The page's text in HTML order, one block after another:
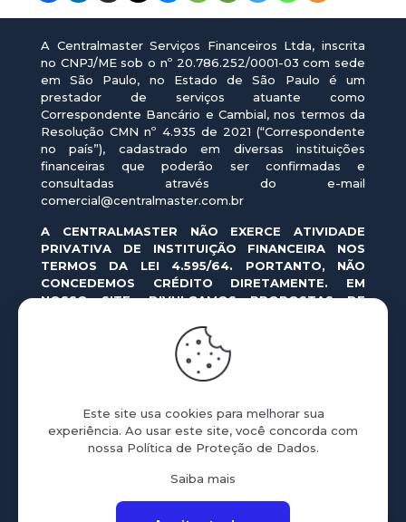
A Centralmaster Serviços Financeiros Ltda, inscrita
no CNPJ/ME sob o nº 20.786.252/0001-03 com sede
em São Paulo, no Estado de São Paulo é um
prestador de serviços atuante como
Correspondente Bancário e Cambial, nos termos da
Resolução CMN nº 4.935 de 2021 (“Correspondente
no país”), cadastrado em diversas instituições
financeiras que poderão ser confirmadas e
consultadas através do e-mail
comercial@centralmaster.com.br
A CENTRALMASTER NÃO EXERCE ATIVIDADE
PRIVATIVA DE INSTITUIÇÃO FINANCEIRA NOS
TERMOS DA LEI 4.595/64. PORTANTO, NÃO
CONCEDEMOS CRÉDITO DIRETAMENTE. EM
NOSSO SITE, DIVULGAMOS PROPOSTAS DE
INSTITUIÇÕES FINANCEIRAS AUTORIZADAS PELO
BANCO CENTRAL DO BRASIL.
As ofertas em nosso site e aplicativo são formuladas
simulações de crédito cujas condições variam
conforme a política de crédito da instituição
proponente. Nas simulações apresentadas, o prazo
Custo Efetivo Total (CET) pode variar entre 6,7% a.a.
e 805,34% a.a., dependendo da instituição escolhida.
Este site usa cookies para melhorar sua
experiência. Ao usar este site, você concorda com
nossa Política de Proteção de Dados.
Saiba mais